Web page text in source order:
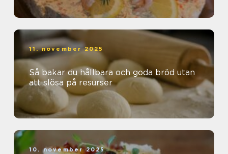
11. november 2025
Så bakar du hållbara och goda bröd utan
att slösa på resurser
10. november 2025